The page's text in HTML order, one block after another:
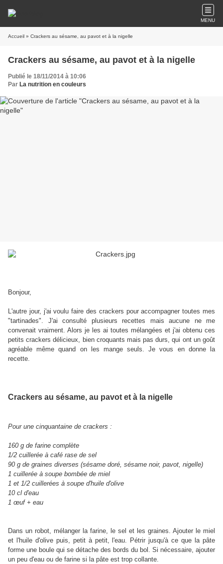
MENU
Accueil » Crackers au sésame, au pavot et à la nigelle
Crackers au sésame, au pavot et à la nigelle
Publié le 18/11/2014 à 10:06
Par La nutrition en couleurs
Bonjour,
L'autre jour, j'ai voulu faire des crackers pour accompagner toutes mes
"tartinades". J'ai consulté plusieurs recettes mais aucune ne me
convenait vraiment. Alors je les ai toutes mélangées et j'ai obtenu ces
petits crackers délicieux, bien croquants mais pas durs, qui ont un goût
agréable même quand on les mange seuls. Je vous en donne la
recette.
Crackers au sésame, au pavot et à la nigelle
Pour une cinquantaine de crackers :
160 g de farine complète
1/2 cuillerée à café rase de sel
90 g de graines diverses (sésame doré, sésame noir, pavot, nigelle)
1 cuillerée à soupe bombée de miel
1 et 1/2 cuillerées à soupe d'huile d'olive
10 cl d'eau
1 œuf + eau
Dans un robot, mélanger la farine, le sel et les graines. Ajouter le miel
et l'huile d'olive puis, petit à petit, l'eau. Pétrir jusqu'à ce que la pâte
forme une boule qui se détache des bords du bol. Si nécessaire, ajouter
un peu d'eau ou de farine si la pâte est trop collante.